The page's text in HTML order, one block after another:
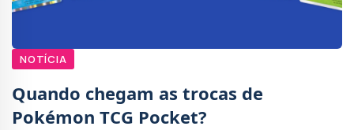
NOTÍCIA
Quando chegam as trocas de
Pokémon TCG Pocket?